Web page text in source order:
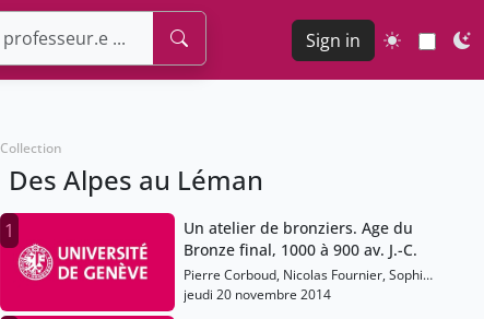
Sign in
Collection
Des Alpes au Léman
1
Un atelier de bronziers. Age du
Bronze final, 1000 à 900 av. J.-C.
Pierre Corboud, Nicolas Fournier, Sophie
Gardaz
jeudi 20 novembre 2014